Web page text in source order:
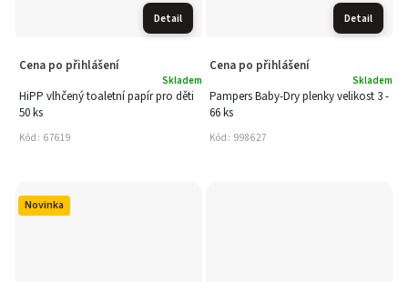
Detail
HiPP vlhčený toaletní papír pro děti
50 ks
Skladem
Cena po přihlášení
Kód: 67619
Detail
Pampers Baby-Dry plenky velikost 3 -
66 ks
Skladem
Cena po přihlášení
Kód: 998627
Novinka